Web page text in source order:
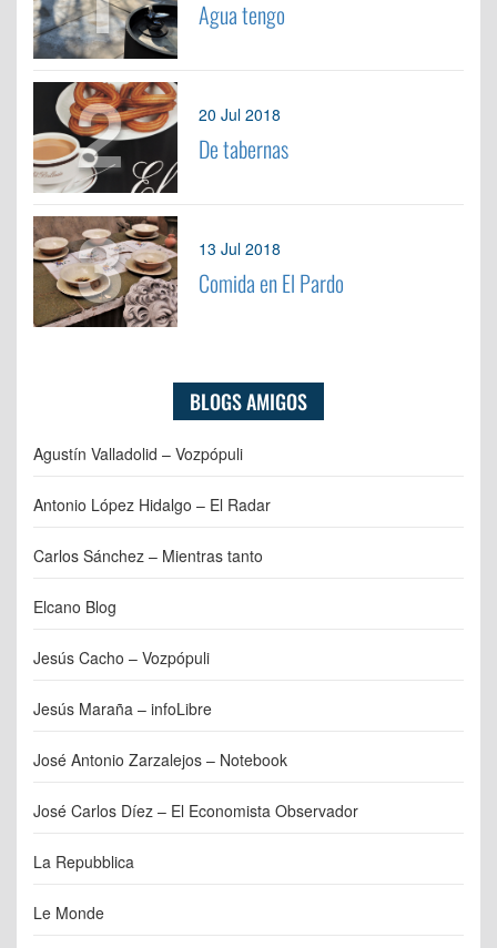
Agua tengo
2 20 Jul 2018
De tabernas
3 13 Jul 2018
Comida en El Pardo
BLOGS AMIGOS
Agustín Valladolid – Vozpópuli
Antonio López Hidalgo – El Radar
Carlos Sánchez – Mientras tanto
Elcano Blog
Jesús Cacho – Vozpópuli
Jesús Maraña – infoLibre
José Antonio Zarzalejos – Notebook
José Carlos Díez – El Economista Observador
La Repubblica
Le Monde